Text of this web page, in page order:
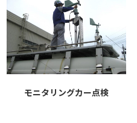
モニタリングカー点検